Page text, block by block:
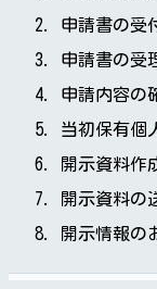
申請書の受
申請書の受
申請内容の
当初保有個
開示資料作
開示資料の
開示情報の